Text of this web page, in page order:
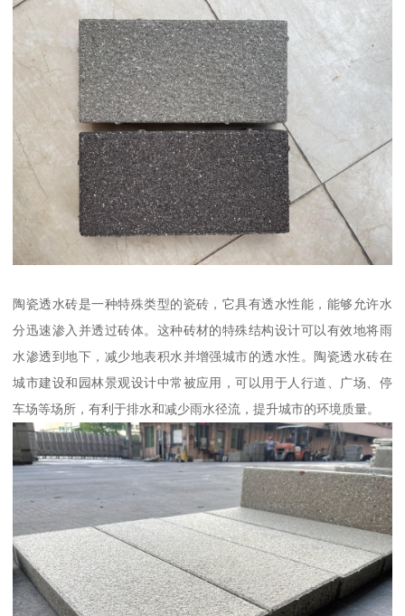
陶瓷透水砖是一种特殊类型的瓷砖，它具有透水性能，能够允许水
分迅速渗入并透过砖体。这种砖材的特殊结构设计可以有效地将雨
水渗透到地下，减少地表积水并增强城市的透水性。陶瓷透水砖在
城市建设和园林景观设计中常被应用，可以用于人行道、广场、停
车场等场所，有利于排水和减少雨水径流，提升城市的环境质量。